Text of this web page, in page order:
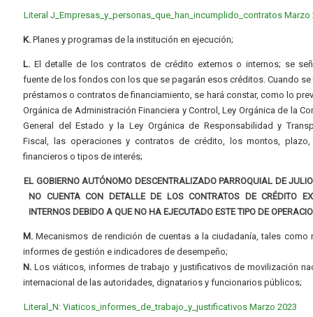
Literal J_Empresas_y_personas_que_han_incumplido_contratos Marzo
K. Planes y programas de la institución en ejecución;
L. El detalle de los contratos de crédito externos o internos; se
fuente de los fondos con los que se pagarán esos créditos. Cuando se
préstamos o contratos de financiamiento, se hará constar, como lo
Orgánica de Administración Financiera y Control, Ley Orgánica de la
General del Estado y la Ley Orgánica de Responsabilidad y
Fiscal, las operaciones y contratos de crédito, los montos,
financieros o tipos de interés;
EL GOBIERNO AUTÓNOMO DESCENTRALIZADO PARROQUIAL DE
NO CUENTA CON DETALLE DE LOS CONTRATOS DE CRÉDITO
INTERNOS DEBIDO A QUE NO HA EJECUTADO ESTE TIPO DE
M. Mecanismos de rendición de cuentas a la ciudadanía, tales como
informes de gestión e indicadores de desempeño;
N. Los viáticos, informes de trabajo y justificativos de movilización
internacional de las autoridades, dignatarios y funcionarios públicos;
Literal_N: Viaticos_informes_de_trabajo_y_justificativos Marzo 2023